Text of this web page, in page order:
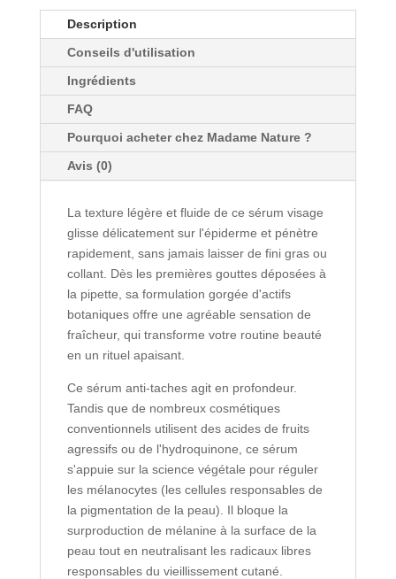
Description
Conseils d'utilisation
Ingrédients
FAQ
Pourquoi acheter chez Madame Nature ?
Avis (0)
La texture légère et fluide de ce sérum visage
glisse délicatement sur l'épiderme et pénètre
rapidement, sans jamais laisser de fini gras ou
collant. Dès les premières gouttes déposées à
la pipette, sa formulation gorgée d'actifs
botaniques offre une agréable sensation de
fraîcheur, qui transforme votre routine beauté
en un rituel apaisant.
Ce sérum anti-taches agit en profondeur.
Tandis que de nombreux cosmétiques
conventionnels utilisent des acides de fruits
agressifs ou de l'hydroquinone, ce sérum
s'appuie sur la science végétale pour réguler
les mélanocytes (les cellules responsables de
la pigmentation de la peau). Il bloque la
surproduction de mélanine à la surface de la
peau tout en neutralisant les radicaux libres
responsables du vieillissement cutané.